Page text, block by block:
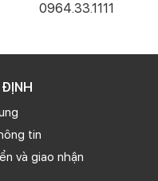
0964.33.1111
tin
và giao nhận